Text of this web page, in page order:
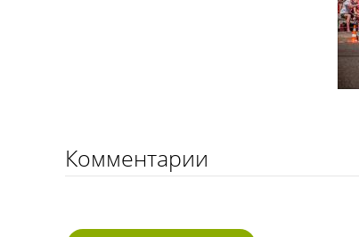
Комментарии